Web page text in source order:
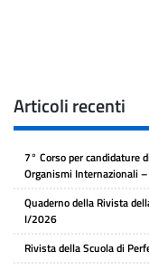
Articoli recenti
7° Corso per candidature
Organismi Internazionali
Quaderno della Rivista
I/2026
Rivista della Scuola di